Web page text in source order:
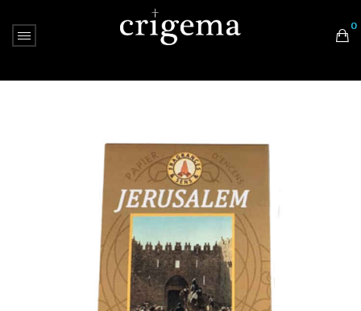
0
Nessun prodotto nel carrello.